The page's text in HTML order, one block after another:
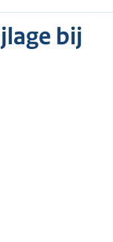
bij